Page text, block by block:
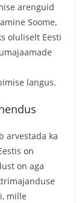
arenguid
Soome,
oluliselt Eesti
langus.
arvestada ka
on
on aga
mille